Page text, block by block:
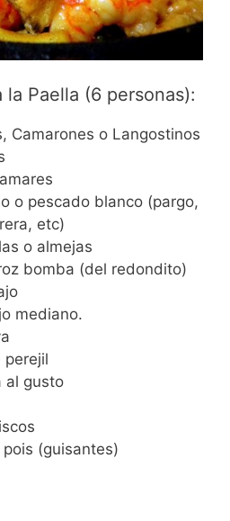
Paella (6 personas):
Camarones o Langostinos
o pescado blanco (pargo,
etc)
o almejas
bomba (del redondito)
mediano.
perejil
al gusto
(guisantes)